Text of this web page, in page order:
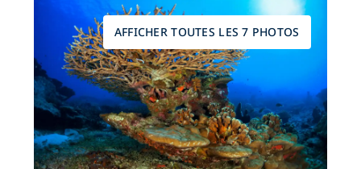
AFFICHER TOUTES LES 7 PHOTOS